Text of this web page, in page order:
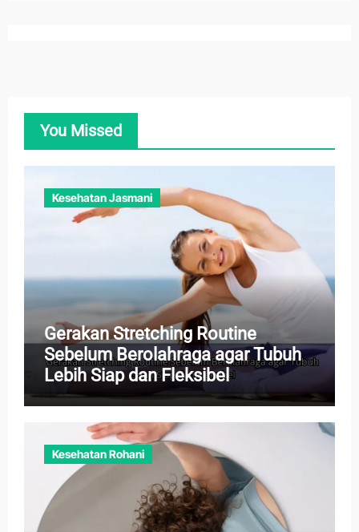
You Missed
Kesehatan Jasmani
Gerakan Stretching Routine
Sebelum Berolahraga agar Tubuh
Lebih Siap dan Fleksibel
Kesehatan Rohani